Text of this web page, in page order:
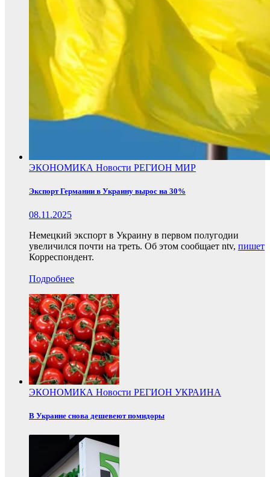
ЭКОНОМИКА Новости РЕГИОН МИР
Экспорт Германии в Украину вырос на 30%
08.11.2025
Немецкий экспорт в Украину в первом полугодии
увеличился почти на треть. Об этом сообщает ntv, пишет
Корреспондент.
Подробнее
ЭКОНОМИКА Новости РЕГИОН УКРАИНА
В Украине снова дешевеют помидоры